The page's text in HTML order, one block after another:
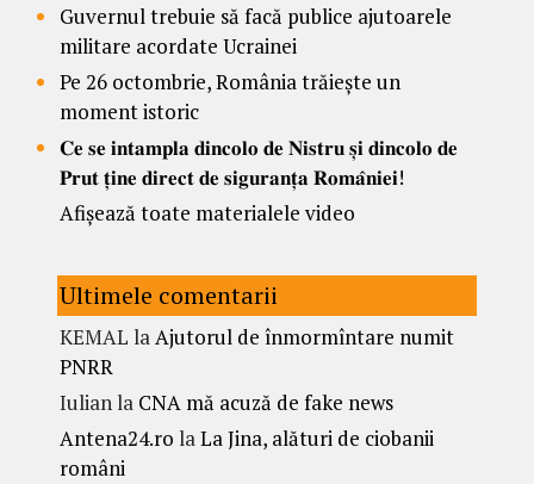
Guvernul trebuie să facă publice ajutoarele
militare acordate Ucrainei
Pe 26 octombrie, România trăiește un
moment istoric
𝐂𝐞 𝐬𝐞 𝐢𝐧𝐭𝐚𝐦𝐩𝐥𝐚 𝐝𝐢𝐧𝐜𝐨𝐥𝐨 𝐝𝐞 𝐍𝐢𝐬𝐭𝐫𝐮 𝐬̦𝐢 𝐝𝐢𝐧𝐜𝐨𝐥𝐨 𝐝𝐞
𝐏𝐫𝐮𝐭 𝐭̦𝐢𝐧𝐞 𝐝𝐢𝐫𝐞𝐜𝐭 𝐝𝐞 𝐬𝐢𝐠𝐮𝐫𝐚𝐧𝐭̦𝐚 𝐑𝐨𝐦𝐚̂𝐧𝐢𝐞𝐢!
Afișează toate materialele video
Ultimele comentarii
KEMAL laAjutorul de înmormîntare numit
PNRR
Iulianla CNA mă acuză de fake news
Antena24.ro laLa Jina, alături de ciobanii
români